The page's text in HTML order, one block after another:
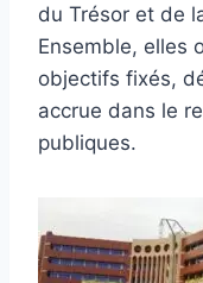
du Trésor et de
Ensemble, elles
objectifs fixés,
accrue dans le
publiques.